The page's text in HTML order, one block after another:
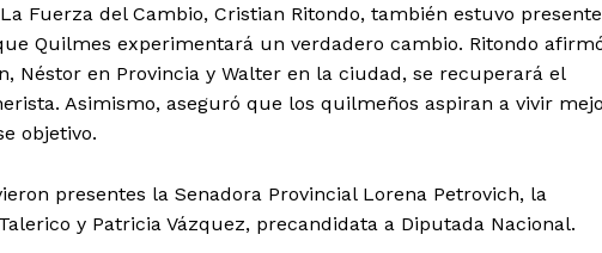
Fuerza del Cambio, Cristian Ritondo, también estuvo presente
Quilmes experimentará un verdadero cambio. Ritondo
Néstor en Provincia y Walter en la ciudad, se recuperará el
Asimismo, aseguró que los quilmeños aspiran a vivir
objetivo.
presentes la Senadora Provincial Lorena Petrovich, la
y Patricia Vázquez, precandidata a Diputada Nacional.